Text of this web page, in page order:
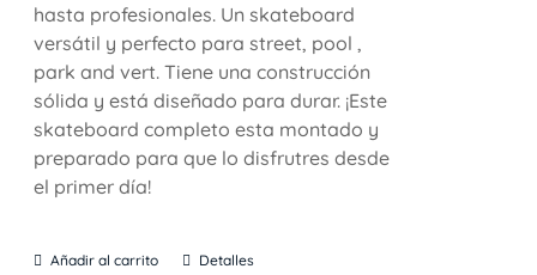
hasta profesionales. Un skateboard
versátil y perfecto para street, pool ,
park and vert. Tiene una construcción
sólida y está diseñado para durar. ¡Este
skateboard completo esta montado y
preparado para que lo disfrutres desde
el primer día!
Añadir al carrito Detalles